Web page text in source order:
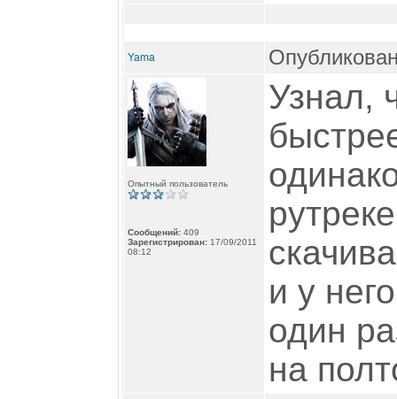
Yama
Опытный пользователь
Сообщений: 409
Зарегистрирован: 17/09/2011
08:12
Узнал,
и у
один
на